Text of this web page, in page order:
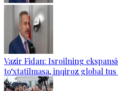
Vazir Fidan: Isroilning
to‘xtatilmasa, inqiroz global